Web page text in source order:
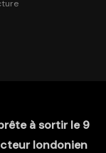
à sortir le 9
londonien